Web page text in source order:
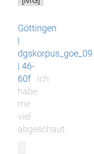
Göttingen
|
dgskorpus_goe_09
| 46-
60f
Ich
habe
mir
viel
abgeschaut.